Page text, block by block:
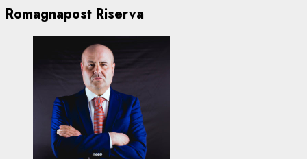
Romagnapost Riserva